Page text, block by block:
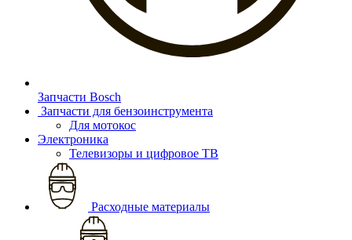
Запчасти Bosch
Запчасти для бензоинструмента
Для мотокос
Электроника
Телевизоры и цифровое ТВ
Расходные материалы